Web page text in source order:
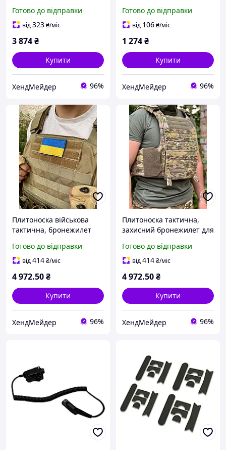
бронежилет, жилет для
ЗСУ Cordura 500. Колір
Готово до відправки
від323₴/міс
3 874₴
Купити
ХендМейдер 96%
розвантажувальний
жилет для ЗСУ Oxford
Готово до відправки
від 106₴/міс
1 274₴
Купити
ХендМейдер 96%
Плитоноска військова
тактична, бронежилет
ISARM з системою
кріплення MOLLE.
Готово до відправки
від414₴/міс
4 972.50₴
Купити
ХендМейдер 96%
Плитоноска тактична,
захисний бронежилет для
бренду ISARM з системою
кріплення Molle.
Готово до відправки
від414₴/міс
4 972.50₴
Купити
ХендМейдер 96%